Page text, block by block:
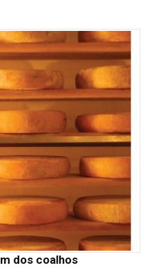
dos coalhos